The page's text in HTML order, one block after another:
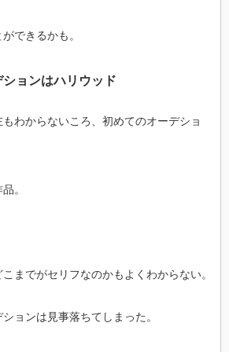
できるかも。
ョンはハリウッド
わからないころ、初めてのオーデショ
。
までがセリフなのかもよくわからない。
ョンは見事落ちてしまった。